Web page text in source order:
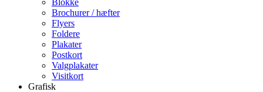
Brochurer / hæfter
Flyers
Foldere
Plakater
Postkort
Valgplakater
Visitkort
Grafisk